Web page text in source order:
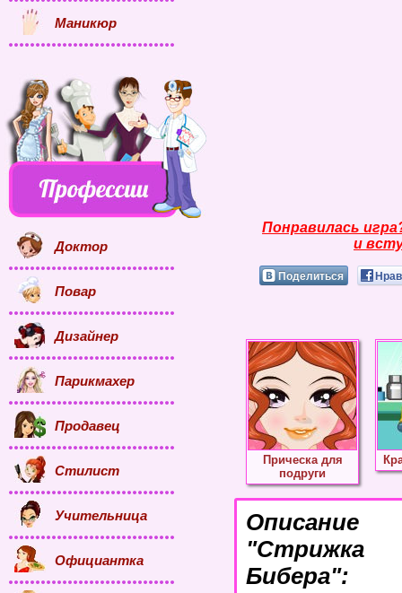
Понравилась
и
Поделиться
Прическа для
подруги
Бибера":
Маникюр
Доктор
Повар
Дизайнер
Парикмахер
Продавец
Стилист
Учительница
Официантка